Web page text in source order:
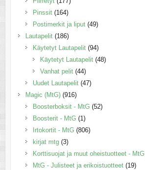
Pinssit (164)
Postimerkit ja liput (49)
Lautapelit (186)
Käytetyt Lautapelit (94)
Käytetyt Lautapelit (48)
Vanhat pelit (44)
Uudet Lautapelit (47)
Magic (MtG) (916)
Boosterboksit - MtG (52)
Boosterit - MtG (1)
Irtokortit - MtG (806)
kirjat mtg (3)
Korttisuojat ja muut oheistuotteet - MtG
MtG - Julisteet ja erikoistuotteet (19)